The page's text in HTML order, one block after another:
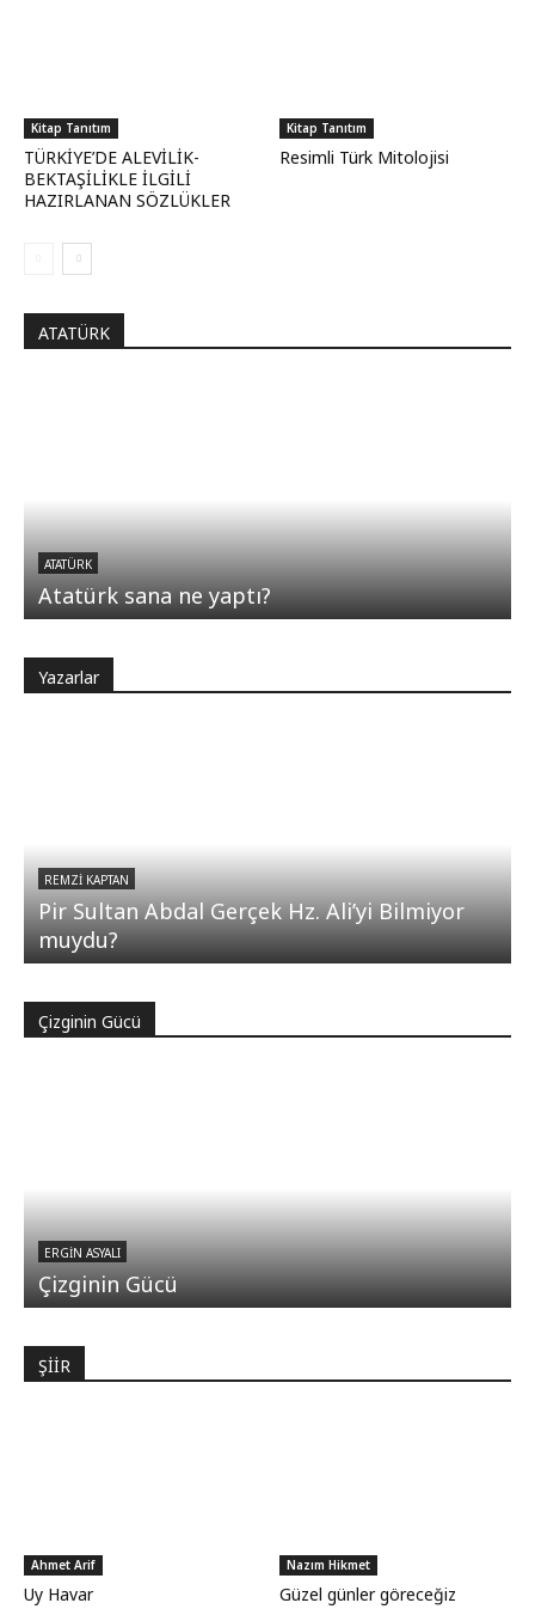
Kitap Tanıtım
TÜRKİYE’DE ALEVİLİK-
BEKTAŞİLİKLE İLGİLİ
HAZIRLANAN SÖZLÜKLER
Kitap Tanıtım
Resimli Türk Mitolojisi
ATATÜRK
ATATÜRK
Atatürk sana ne yaptı?
Yazarlar
REMZI KAPTAN
Pir Sultan Abdal Gerçek Hz. Ali’yi Bilmiyor
muydu?
Çizginin Gücü
ERGIN ASYALI
Çizginin Gücü
ŞİİR
Ahmet Arif
Uy Havar
Nazım Hikmet
Güzel günler göreceğiz